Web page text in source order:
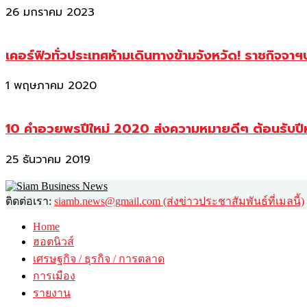
26 มกราคม 2023
เคอร์ฟิวทั่วประเทศห้ามเดินทางข้ามจังหวัด! ราชกิจจา
1 พฤษภาคม 2020
10 คำอวยพรปีใหม่ 2020 ส่งความหมายดีๆ ต้อนรับ
25 ธันวาคม 2019
ติดต่อเรา: siamb.news@gmail.com (ส่งข่าวประชาสัมพันธ์ที่เมลนี้)
Home
ฮอตนิวส์
เศรษฐกิจ / ธุรกิจ / การตลาด
การเมือง
รายงาน